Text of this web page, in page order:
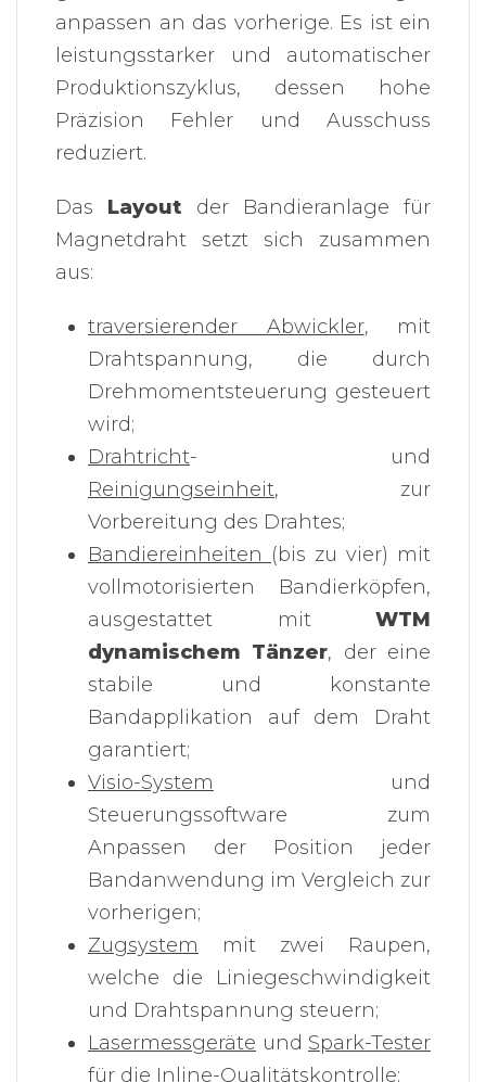
anpassen an das vorherige. Es ist ein
leistungsstarker und automatischer
Produktionszyklus, dessen hohe
Präzision Fehler und Ausschuss
reduziert.
Das Layout der Bandieranlage für
Magnetdraht setzt sich zusammen
aus:
traversierender Abwickler, mit
Drahtspannung, die durch
Drehmomentsteuerung gesteuert
wird;
Drahtricht- und
Reinigungseinheit, zur
Vorbereitung des Drahtes;
Bandiereinheiten (bis zu vier) mit
vollmotorisierten Bandierköpfen,
ausgestattet mit WTM
dynamischem Tänzer, der eine
stabile und konstante
Bandapplikation auf dem Draht
garantiert;
Visio-System und
Steuerungssoftware zum
Anpassen der Position jeder
Bandanwendung im Vergleich zur
vorherigen;
Zugsystem mit zwei Raupen,
welche die Liniegeschwindigkeit
und Drahtspannung steuern;
Lasermessgeräte und Spark-Tester
für die Inline-Qualitätskontrolle;